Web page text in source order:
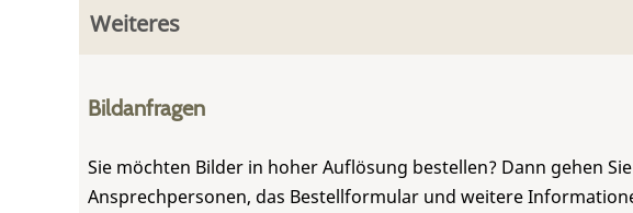
Weiteres
Bildanfragen
Sie möchten Bilder in hoher Auflösung bestellen? Dann gehen
Ansprechpersonen, das Bestellformular und weitere